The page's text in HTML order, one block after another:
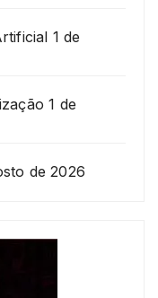
1 de
1 de
de 2026